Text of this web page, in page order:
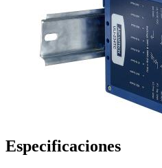
Especificaciones